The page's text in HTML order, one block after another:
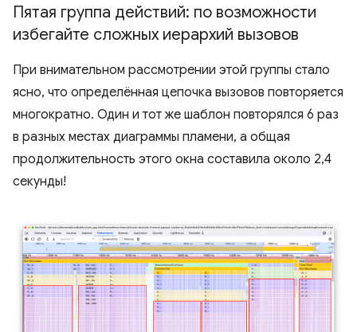
Пятая группа действий: по возможности
избегайте сложных иерархий вызовов
При внимательном рассмотрении этой группы стало
ясно, что определённая цепочка вызовов повторяется
многократно. Один и тот же шаблон повторялся 6 раз
в разных местах диаграммы пламени, а общая
продолжительность этого окна составила около 2,4
секунды!